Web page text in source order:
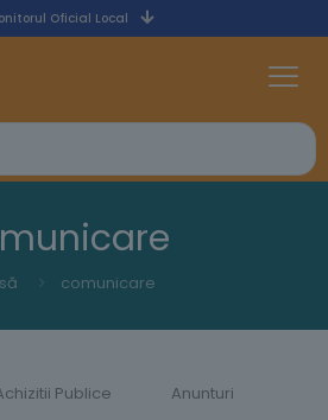
Oficial Local
comunicare
Publice Anunturi